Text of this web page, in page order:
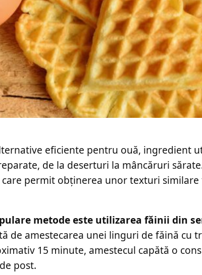
eficiente pentru ouă, ingredient
de la deserturi la mâncăruri
permit obținerea unor texturi similare
metode este utilizarea făinii din
de amestecarea unei linguri de făină cu
15 minute, amestecul capătă o
post.